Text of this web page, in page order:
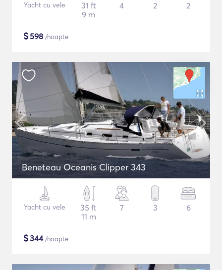
Yacht cu vele
31 ft
9 m
4 2 2
$598 /noapte
Beneteau Oceanis Clipper 343
Yacht cu vele
35 ft
11 m
7 3 6
$344/noapte